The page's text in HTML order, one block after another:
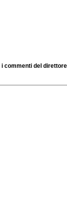
i commenti del direttore